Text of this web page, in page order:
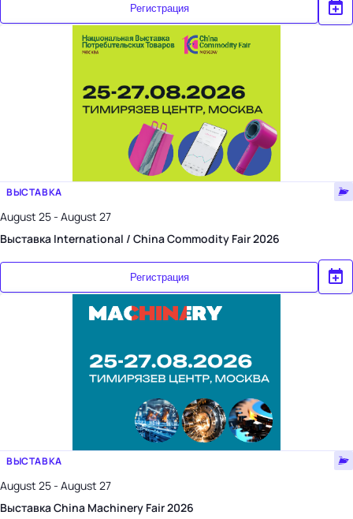
Регистрация
ВЫСТАВКА
August 25 - August 27
Выставка International / China Commodity Fair 2026
Регистрация
ВЫСТАВКА
August 25 - August 27
Выставка China Machinery Fair 2026